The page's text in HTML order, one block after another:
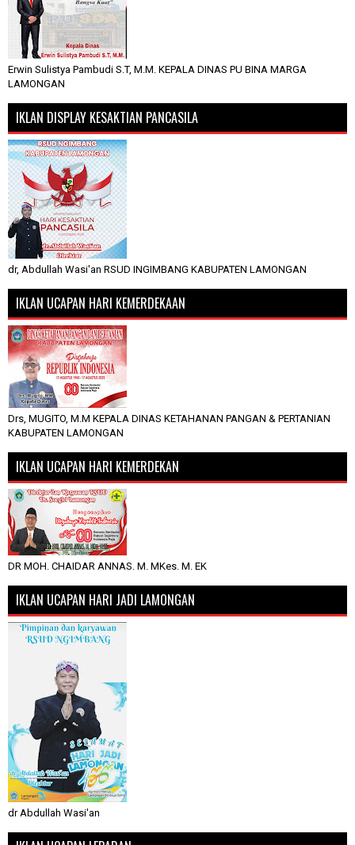
Erwin Sulistya Pambudi S.T, M.M. KEPALA DINAS PU BINA MARGA
LAMONGAN
IKLAN DISPLAY KESAKTIAN PANCASILA
dr, Abdullah Wasi'an RSUD INGIMBANG KABUPATEN LAMONGAN
IKLAN UCAPAN HARI KEMERDEKAAN
Drs, MUGITO, M.M KEPALA DINAS KETAHANAN PANGAN & PERTANIAN
KABUPATEN LAMONGAN
IKLAN UCAPAN HARI KEMERDEKAN
DR MOH. CHAIDAR ANNAS. M. MKes. M. EK
IKLAN UCAPAN HARI JADI LAMONGAN
dr Abdullah Wasi'an